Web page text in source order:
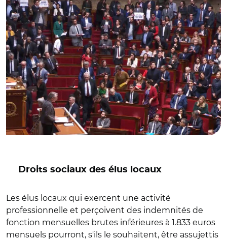
Droits sociaux des élus locaux
Les élus locaux qui exercent une activité
professionnelle et perçoivent des indemnités de
fonction mensuelles brutes inférieures à 1.833 euros
mensuels pourront, s'ils le souhaitent, être assujettis